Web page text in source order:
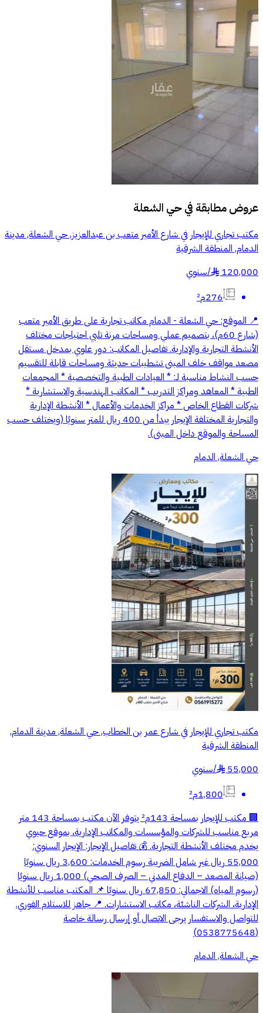
عروض مطابقة فيحي الشعلة
مكتب تجاري للإيجار في شارع الأمير متعب بن عبدالعزيز, حي الشعلة, مدينة
الدمام, المنطقة الشرقية
120,000
§
/سنوي
276م²
📍 الموقع: حي الشعلة - الدمام مكاتب تجارية على طريق الأمير متعب
(شارع 60م)، بتصميم عملي ومساحات مرنة تلبي احتياجات مختلف
الأنشطة التجارية والإدارية. تفاصيل المكاتب: دور علوي بمدخل مستقل
مصعد مواقف خلف المبنى تشطيبات حديثة ومساحات قابلة للتقسيم
حسب النشاط مناسبة لـ: * العيادات الطبية والتخصصية * المجمعات
الطبية * المعاهد ومراكز التدريب * المكاتب الهندسية والاستشارية *
شركات القطاع الخاص * مراكز الخدمات والأعمال * الأنشطة الإدارية
والتجارية المختلفة الإيجار يبدأ من 400 ريال للمتر سنويًا (ويختلف حسب
المساحة والموقع داخل المبنى).
حي الشعلة, الدمام
مكتب تجاري للإيجار في شارع عمر بن الخطاب, حي الشعلة, مدينة الدمام,
المنطقة الشرقية
55,000
§
/سنوي
1,800م²
🏢 مكتب للإيجار بمساحة 143م² يتوفر الآن مكتب بمساحة 143 متر
مربع مناسب للشركات والمؤسسات والمكاتب الإدارية، بموقع حيوي
يخدم مختلف الأنشطة التجارية. 💰 تفاصيل الإيجار: الإيجار السنوي:
55,000 ريال غير شامل الضريبة رسوم الخدمات: 3,600 ريال سنويًا
(صيانة المصعد – الدفاع المدني – الصرف الصحي) 1,000 ريال سنويًا
(رسوم المياه) الاجمالي: 67,850 ريال سنويًا 📌 المكتب مناسب للأنشطة
الإدارية، الشركات الناشئة، مكاتب الاستشارات. 📍 جاهز للاستلام الفوري.
للتواصل والاستفسار يرجى الاتصال أو إرسال رسالة خاصة
(0538775648)
حي الشعلة, الدمام